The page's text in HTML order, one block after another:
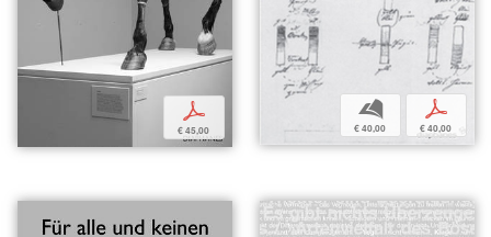
p
€ 45,00
b
€ 40,00
p
€ 40,00